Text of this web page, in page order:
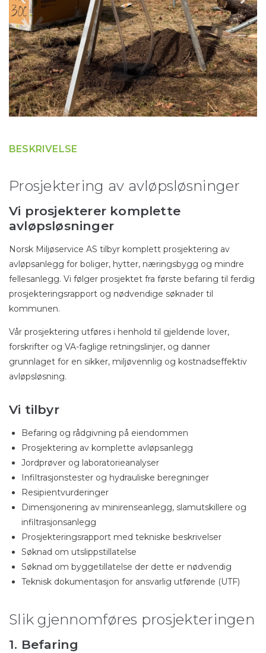
BESKRIVELSE
Prosjektering av avløpsløsninger
Vi prosjekterer komplette
avløpsløsninger
Norsk Miljøservice AS tilbyr komplett prosjektering av
avløpsanlegg for boliger, hytter, næringsbygg og mindre
fellesanlegg. Vi følger prosjektet fra første befaring til ferdig
prosjekteringsrapport og nødvendige søknader til
kommunen.
Vår prosjektering utføres i henhold til gjeldende lover,
forskrifter og VA-faglige retningslinjer, og danner
grunnlaget for en sikker, miljøvennlig og kostnadseffektiv
avløpsløsning.
Vi tilbyr
Befaring og rådgivning på eiendommen
Prosjektering av komplette avløpsanlegg
Jordprøver og laboratorieanalyser
Infiltrasjonstester og hydrauliske beregninger
Resipientvurderinger
Dimensjonering av minirenseanlegg, slamutskillere og
infiltrasjonsanlegg
Prosjekteringsrapport med tekniske beskrivelser
Søknad om utslippstillatelse
Søknad om byggetillatelse der dette er nødvendig
Teknisk dokumentasjon for ansvarlig utførende (UTF)
Slik gjennomføres prosjekteringen
1. Befaring